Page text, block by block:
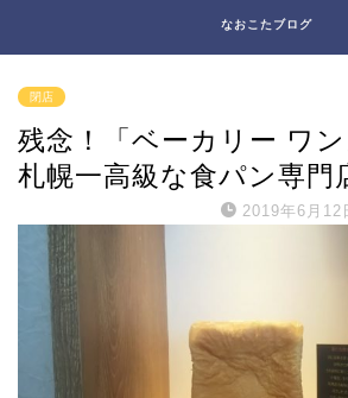
なおこたブログ
閉店
残念！「ベーカリー ワン
札幌一高級な食パン専門
2019年6月12